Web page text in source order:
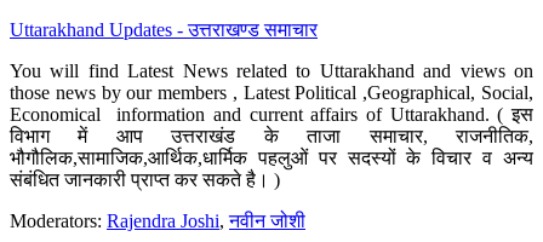
Uttarakhand Updates - उत्तराखण्ड समाचार
You will find Latest News related to Uttarakhand and views on
those news by our members , Latest Political ,Geographical, Social,
Economical information and current affairs of Uttarakhand. ( इस
विभाग में आप उत्तराखंड के ताजा समाचार, राजनीतिक,
भौगौलिक,सामाजिक,आर्थिक,धार्मिक पहलुओं पर सदस्यों के विचार व अन्य
संबंधित जानकारी प्राप्त कर सकते है। )
Moderators: Rajendra Joshi,नवीन जोशी